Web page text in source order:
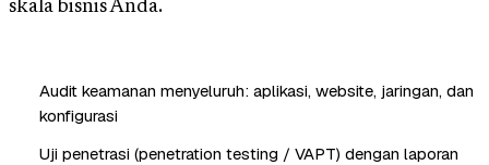
skala bisnis Anda.
Audit keamanan menyeluruh: aplikasi, website, jaringan, dan
konfigurasi
Uji penetrasi (penetration testing / VAPT) dengan laporan